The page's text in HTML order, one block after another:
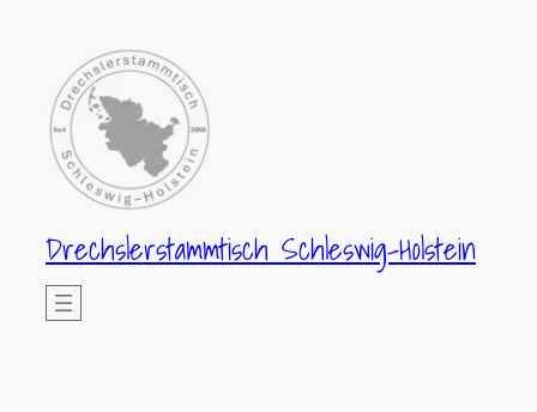
springen
Drechslerstammtisch Schleswig-Holstein